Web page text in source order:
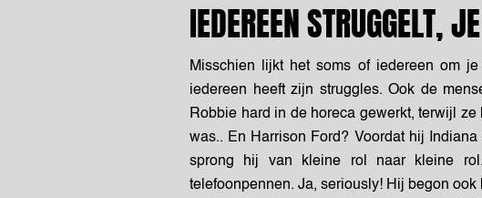
IEDEREEN STRUGGELT,
Misschien lijkt het soms of iedereen om
iedereen heeft zijn struggles. Ook de
Robbie hard in de horeca gewerkt, terwijl
was.. En Harrison Ford? Voordat hij
sprong hij van kleine rol naar kleine
telefoonpennen. Ja, seriously! Hij begon